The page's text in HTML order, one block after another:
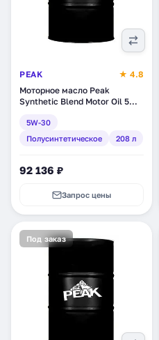
PEAK
★ 4.8
Моторное масло Peak
Synthetic Blend Motor Oil 5W-
(7020040)
5W-30
Полусинтетическое
208 л
92 136 ₽
Запрос цены
Под заказ